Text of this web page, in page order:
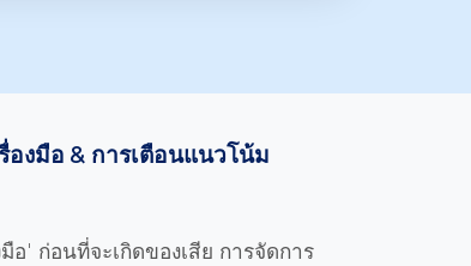
งมือ & การเตือนแนวโน้ม
อ' ก่อนที่จะเกิดของเสีย การจัดการ